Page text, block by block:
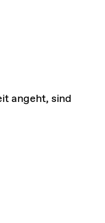
angeht, sind